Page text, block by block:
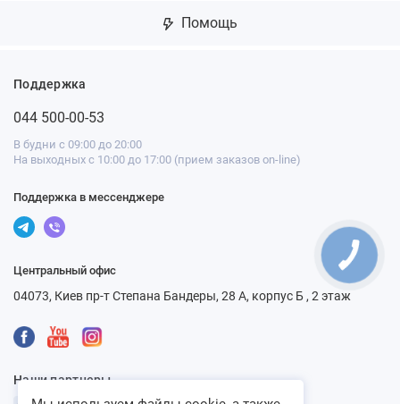
Помощь
Поддержка
044 500-00-53
В будни с 09:00 до 20:00
На выходных с 10:00 до 17:00 (прием заказов on-line)
Поддержка в мессенджере
Центральный офис
04073, Киев пр-т Степана Бандеры, 28 А, корпус Б , 2 этаж
Наши партнеры